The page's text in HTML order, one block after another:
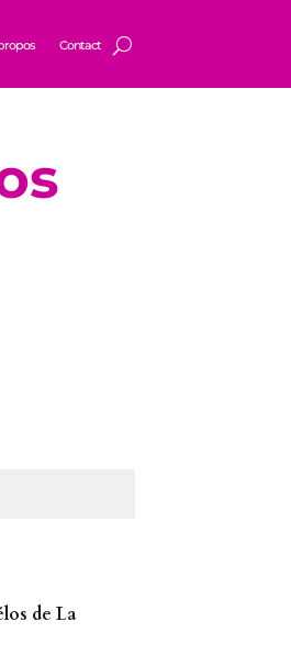
Contact
de La